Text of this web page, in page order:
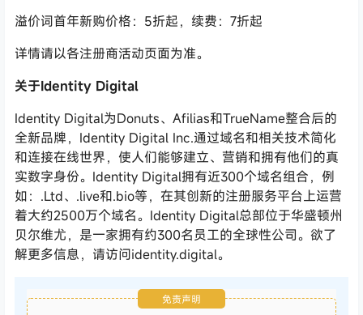
溢价词首年新购价格： 5折起，续费： 7折起
详情请以各注册商活动页面为准。
关于Identity Digital
Identity Digital为Donuts、 Afilias和TrueName整合后的
全新品牌， Identity Digital Inc.通过域名和相关技术简化
和连接在线世界，使人们能够建立、营销和拥有他们的真
实数字身份。 Identity Digital拥有近300个域名组合，例
如： .Ltd、 .live和.bio等，在其创新的注册服务平台上运营
着大约2500万个域名。 Identity Digital总部位于华盛顿州
贝尔维尤，是一家拥有约300名员工的全球性公司。欲了
解更多信息，请访问identity.digital。
免责声明